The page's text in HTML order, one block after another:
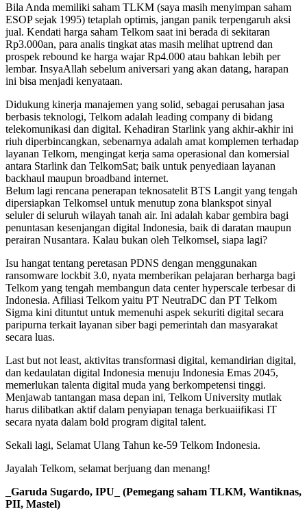
Bila Anda memiliki saham TLKM (saya masih menyimpan saham
ESOP sejak 1995) tetaplah optimis, jangan panik terpengaruh aksi
jual. Kendati harga saham Telkom saat ini berada di sekitaran
Rp3.000an, para analis tingkat atas masih melihat uptrend dan
prospek rebound ke harga wajar Rp4.000 atau bahkan lebih per
lembar. InsyaAllah sebelum aniversari yang akan datang, harapan
ini bisa menjadi kenyataan.
Didukung kinerja manajemen yang solid, sebagai perusahan jasa
berbasis teknologi, Telkom adalah leading company di bidang
telekomunikasi dan digital. Kehadiran Starlink yang akhir-akhir ini
riuh diperbincangkan, sebenarnya adalah amat komplemen terhadap
layanan Telkom, mengingat kerja sama operasional dan komersial
antara Starlink dan TelkomSat; baik untuk penyediaan layanan
backhaul maupun broadband internet.
Belum lagi rencana penerapan teknosatelit BTS Langit yang tengah
dipersiapkan Telkomsel untuk menutup zona blankspot sinyal
seluler di seluruh wilayah tanah air. Ini adalah kabar gembira bagi
penuntasan kesenjangan digital Indonesia, baik di daratan maupun
perairan Nusantara. Kalau bukan oleh Telkomsel, siapa lagi?
Isu hangat tentang peretasan PDNS dengan menggunakan
ransomware lockbit 3.0, nyata memberikan pelajaran berharga bagi
Telkom yang tengah membangun data center hyperscale terbesar di
Indonesia. Afiliasi Telkom yaitu PT NeutraDC dan PT Telkom
Sigma kini dituntut untuk memenuhi aspek sekuriti digital secara
paripurna terkait layanan siber bagi pemerintah dan masyarakat
secara luas.
Last but not least, aktivitas transformasi digital, kemandirian digital,
dan kedaulatan digital Indonesia menuju Indonesia Emas 2045,
memerlukan talenta digital muda yang berkompetensi tinggi.
Menjawab tantangan masa depan ini, Telkom University mutlak
harus dilibatkan aktif dalam penyiapan tenaga berkuaiifikasi IT
secara nyata dalam bold program digital talent.
Sekali lagi, Selamat Ulang Tahun ke-59 Telkom Indonesia.
Jayalah Telkom, selamat berjuang dan menang!
_Garuda Sugardo, IPU_ (Pemegang saham TLKM, Wantiknas,
PII, Mastel)